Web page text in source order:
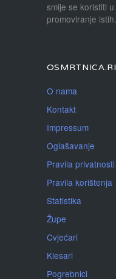
smije se koristiti
promoviranje istih.
O nama
Kontakt
Impressum
Oglašavanje
Pravila privatnosti
Pravila korištenja
Statistika
Župe
Cvjećari
Klesari
Pogrebnici